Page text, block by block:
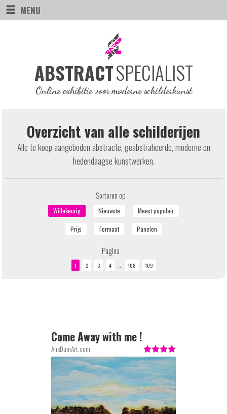
MENU
ABSTRACTSPECIALIST
Online exhibitie voor moderne schilderkunst
Overzicht van alle schilderijen
Alle te koop aangeboden abstracte, geabstraheerde, moderne en
hedendaagse kunstwerken.
Sorteren op
Pagina
..
Come Away with me !
AnsDuinArt.com